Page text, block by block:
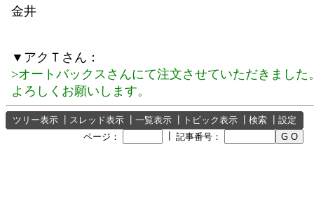
金井
▼アクＴさん：
>オートバックスさんにて注文させていただきました
よろしくお願いします。
ツリー表示 スレッド表示 一覧表示 トピック表示 検索
設定
ページ：
記事番号：